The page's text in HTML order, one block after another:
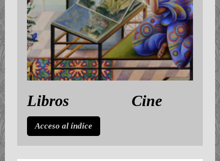
Libros Cine
Acceso al índice